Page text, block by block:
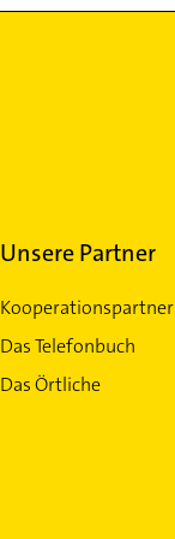
Unsere Partner
Kooperationspartner
Das Telefonbuch
Das Örtliche